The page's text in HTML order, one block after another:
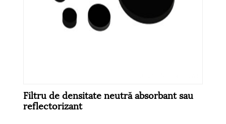
Filtru de densitate neutră absorbant sau
reflectorizant